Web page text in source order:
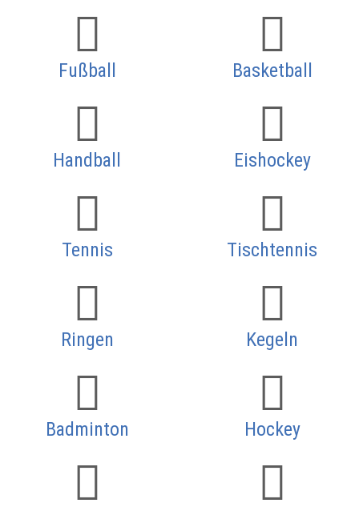
Fußball Basketball
Handball Eishockey
Tennis Tischtennis
Ringen Kegeln
Badminton Hockey